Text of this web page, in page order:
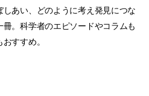
あい、どのように考え発見につな
。科学者のエピソードやコラムも
すすめ。